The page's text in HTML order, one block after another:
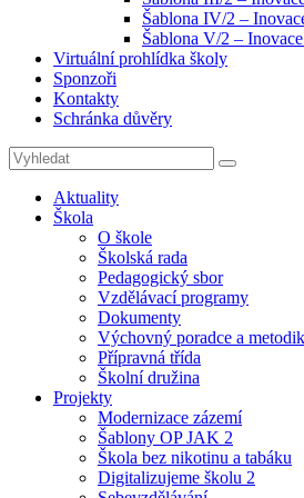
Šablona IV/2 –
Šablona V/2 –
Virtuální prohlídka školy
Sponzoři
Kontakty
Schránka důvěry
Search
for:
Search
Aktuality
Škola
O škole
Školská rada
Pedagogický sbor
Vzdělávací programy
Dokumenty
Výchovný poradce a
Přípravná třída
Školní družina
Projekty
Modernizace zázemí
Šablony OP JAK 2
Škola bez nikotinu a tabáku
Digitalizujeme školu 2